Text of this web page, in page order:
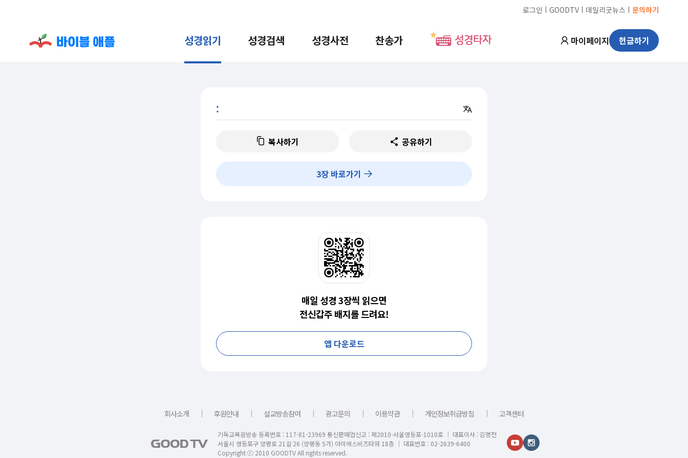
로그인 ㅣ GOODTV ㅣ 데일리굿뉴스 ㅣ 문의하기
성경읽기 성경검색 성경사전 찬송가 성경타자 마이페이지 헌금하기
:
복사하기 공유하기
3장 바로가기
매일 성경 3장씩 읽으면
전신갑주 배지를 드려요!
앱 다운로드
회사소개 ｜ 후원안내 ｜ 설교방송참여 ｜ 광고문의 ｜ 이용약관 ｜ 개인정보취급방침 ｜ 고객센터
기독교복음방송 등록번호 : 117-81-23969 통신판매업신고 : 제2010-서울영등포-1010호 │ 대표이사 : 김명전
서울시 영등포구 양평로 21길 26 (양평동 5가) 아이에스비즈타워 18층 │ 대표번호 : 02-2639-6400
Copyright ⓒ 2010 GOODTV All rights reserved.